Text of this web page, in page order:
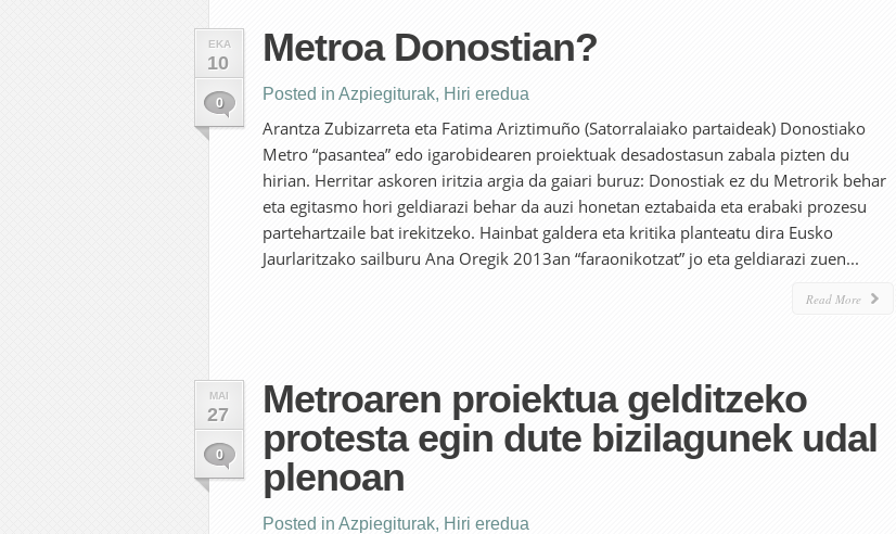
EKA
10
0
Metroa Donostian?
Posted in Azpiegiturak, Hiri eredua
Arantza Zubizarreta eta Fatima Ariztimuño (Satorralaiako partaideak) Donostiako
Metro “pasantea” edo igarobidearen proiektuak desadostasun zabala pizten du
hirian. Herritar askoren iritzia argia da gaiari buruz: Donostiak ez du Metrorik behar
eta egitasmo hori geldiarazi behar da auzi honetan eztabaida eta erabaki prozesu
partehartzaile bat irekitzeko. Hainbat galdera eta kritika planteatu dira Eusko
Jaurlaritzako sailburu Ana Oregik 2013an “faraonikotzat” jo eta geldiarazi zuen...
Read More
MAI
27
0
Metroaren proiektua gelditzeko
protesta egin dute bizilagunek udal
plenoan
Posted in Azpiegiturak, Hiri eredua